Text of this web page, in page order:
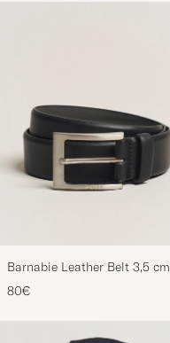
Barnabie Leather Belt 3,5 cm
Black
80€